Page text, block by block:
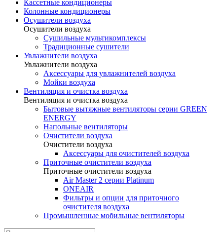
Кассетные кондиционеры
Колонные кондиционеры
Осушители воздуха
Осушители воздуха
Сушильные мультикомплексы
Традиционные сушители
Увлажнители воздуха
Увлажнители воздуха
Аксессуары для увлажнителей воздуха
Мойки воздуха
Вентиляция и очистка воздуха
Вентиляция и очистка воздуха
Бытовые вытяжные вентиляторы серии GREEN
ENERGY
Напольные вентиляторы
Очистители воздуха
Очистители воздуха
Аксессуары для очистителей воздуха
Приточные очистители воздуха
Приточные очистители воздуха
Air Master 2 серии Platinum
ONEAIR
Фильтры и опции для приточного
очистителя воздуха
Промышленные мобильные вентиляторы